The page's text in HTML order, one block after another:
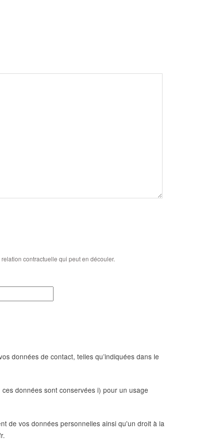
contractuelle qui peut en découler.
données de contact, telles qu’indiquées dans le
données sont conservées i) pour un usage
de vos données personnelles ainsi qu'un droit à la